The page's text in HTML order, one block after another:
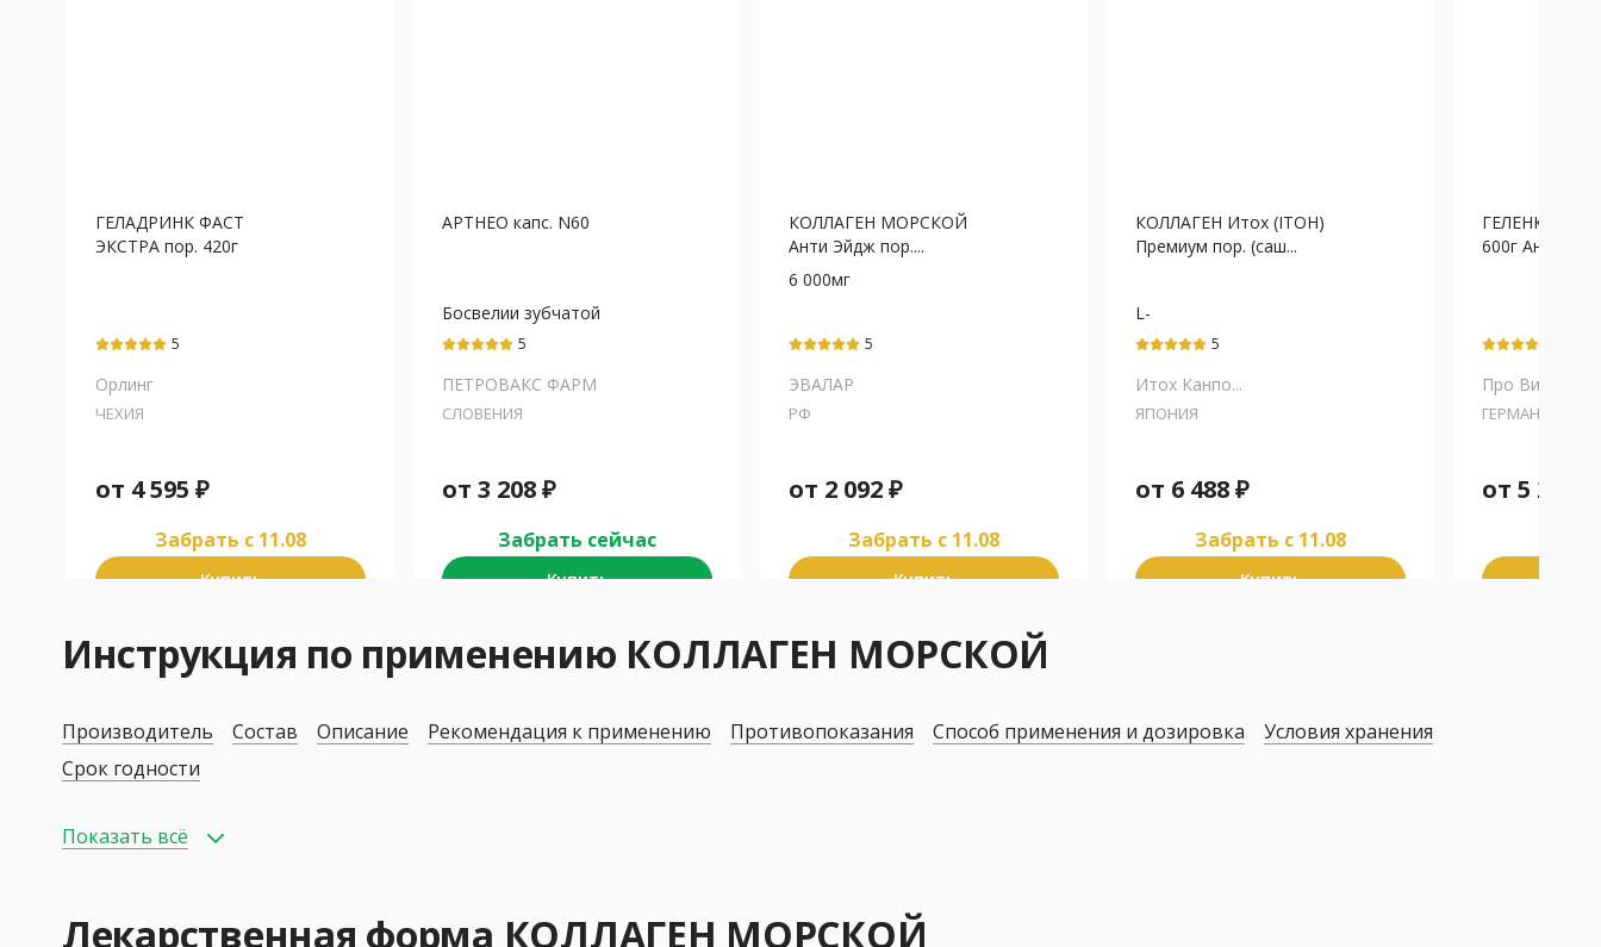
ГЕЛАДРИНК ФАСТ
ЭКСТРА пор. 420г
5
Орлинг
ЧЕХИЯ
от 4 595 ₽
Забрать c 11.08
Купить
АРТНЕО капс. N60
Босвелии зубчатой
экстракт+Аскорбиновая
(А)+Токоферол
(Е)+МСМ
5
ПЕТРОВАКС ФАРМ
СЛОВЕНИЯ
от 3 208₽
Забрать сейчас
Купить
КОЛЛАГЕН МОРСКОЙ
Анти Эйдж пор....
6 000мг
5
ЭВАЛАР
РФ
от 2 092₽
Забрать c 11.08
Купить
КОЛЛАГЕН Итох (ITOH)
Премиум пор. (саш...
L-
аргинин+Аскорбиновая
кислота+Глюкозамин
5
Итох Канпо...
ЯПОНИЯ
от 6 488₽
Забрать c 11.08
Купить
ГЕЛЕНК
600г Ананас
Про Виста
ГЕРМАНИЯ
от 5 286
Инструкция по применению КОЛЛАГЕН МОРСКОЙ
Производитель Состав Описание Рекомендация к применению Противопоказания Способ применения и дозировка
Условия хранения
Срок годности
Показать всё
Лекарственная форма КОЛЛАГЕН МОРСКОЙ